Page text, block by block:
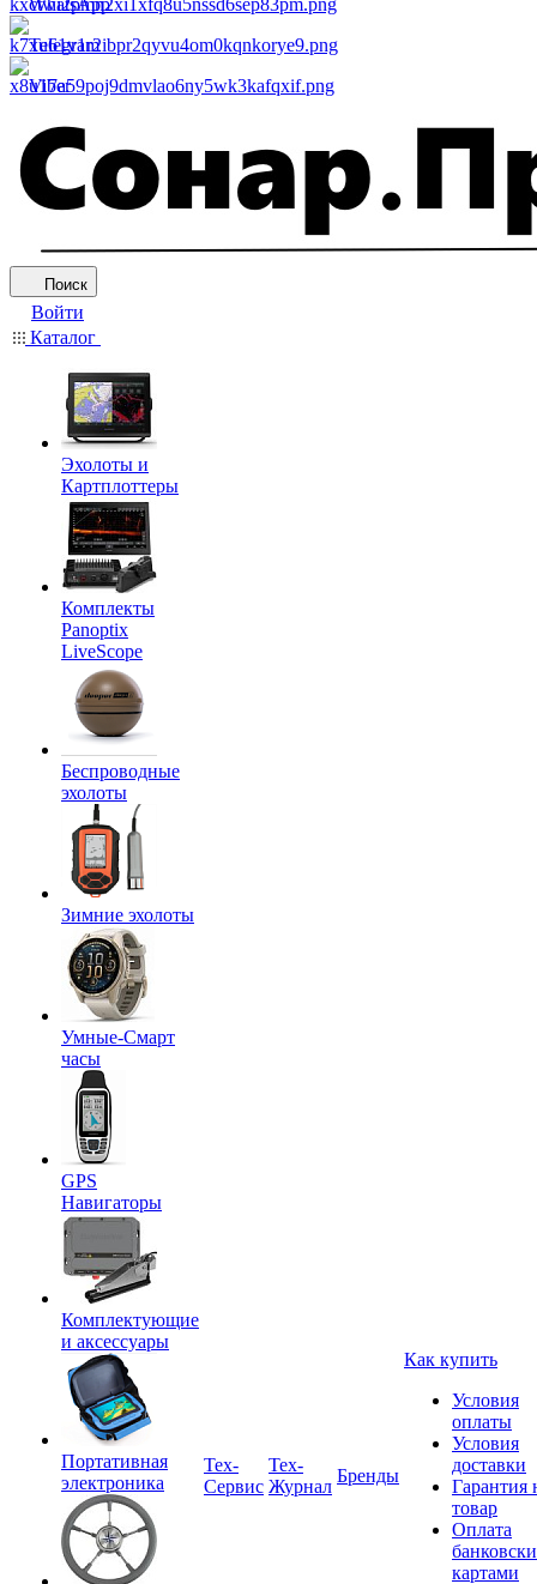
WhatsApp
Telegram
Viber
Поиск
Войти
Каталог
Эхолоты и
Картплоттеры
Комплекты
Panoptix
LiveScope
Беспроводные
эхолоты
Зимние эхолоты
Умные-Смарт
часы
GPS
Навигаторы
Комплектующие
и аксессуары
Портативная
электроника
Tex-
Сервис
Тех-
Журнал
Бренды
Как купить
Условия
оплаты
Условия
доставки
Гарантия
товар
Оплата
картами